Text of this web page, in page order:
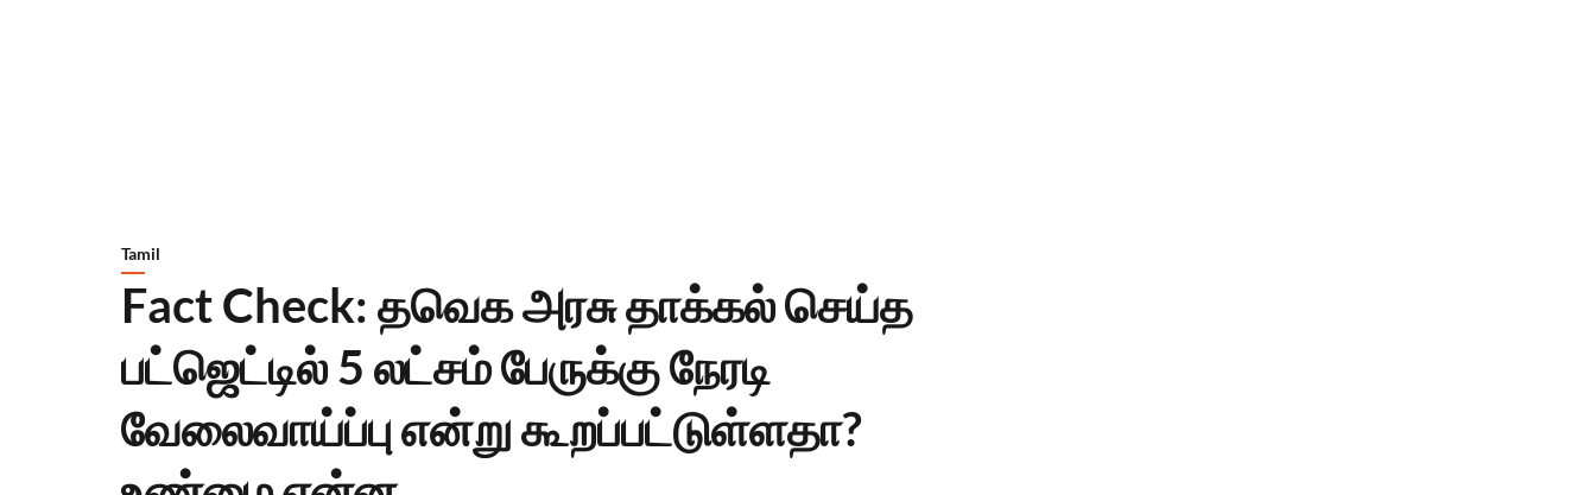
Tamil
Fact Check: தவெக அரசு தாக்கல் செய்த
பட்ஜெட்டில் 5 லட்சம் பேருக்கு நேரடி
வேலைவாய்ப்பு என்று கூறப்பட்டுள்ளதா?